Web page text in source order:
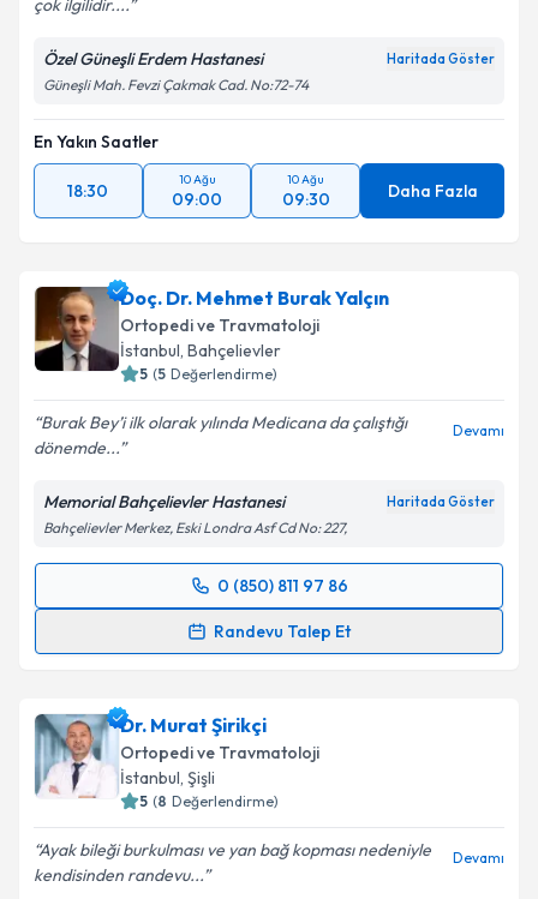
çok ilgilidir....
Özel Güneşli Erdem Hastanesi Haritada Göster
Güneşli Mah. Fevzi Çakmak Cad. No:72-74
En Yakın Saatler
18:30
10 Ağu
09:00
10 Ağu
09:30 Daha Fazla
Doç. Dr. Mehmet Burak Yalçın
Ortopedi ve Travmatoloji
İstanbul, Bahçelievler
5 (5 Değerlendirme)
Burak Bey’i ilk olarak yılında Medicana da çalıştığı
dönemde...
Devamı
Memorial Bahçelievler Hastanesi Haritada Göster
Bahçelievler Merkez, Eski Londra Asf Cd No: 227,
0 (850) 811 97 86
Randevu Talep Et
Randevu Takvimi Talebi
için bir takvim hazırlandığında e-posta ile
bilgilendireceğiz.
E-posta Adresiniz
Dr. Murat Şirikçi
Ortopedi ve Travmatoloji
İstanbul, Şişli
5 (8 Değerlendirme)
Ayak bileği burkulması ve yan bağ kopması nedeniyle
kendisinden randevu...
Devamı